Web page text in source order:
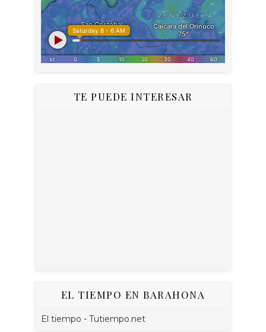
TE PUEDE INTERESAR
EL TIEMPO EN BARAHONA
El tiempo - Tutiempo.net